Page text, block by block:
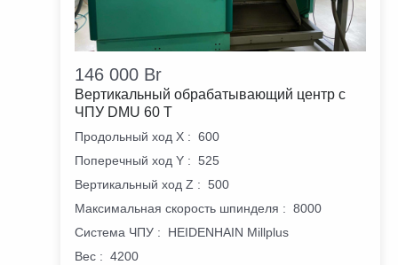
146 000 Br
Вертикальный обрабатывающий центр с
ЧПУ DMU 60 T
Продольный ход X : 600
Поперечный ход Y : 525
Вертикальный ход Z : 500
Максимальная скорость шпинделя : 8000
Система ЧПУ :
HEIDENHAIN Millplus
Вес : 4200